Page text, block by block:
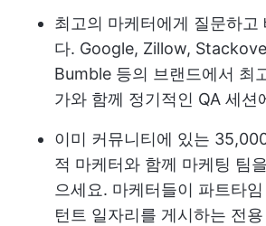
최고의 마케터에게 질문하고
다. Google, Zillow,
Bumble 등의 브랜드에서 최
가와 함께 정기적인 QA 세션
이미 커뮤니티에 있는
적 마케터와 함께 마케팅 팀
으세요. 마케터들이 파트타
턴트 일자리를 게시하는 전